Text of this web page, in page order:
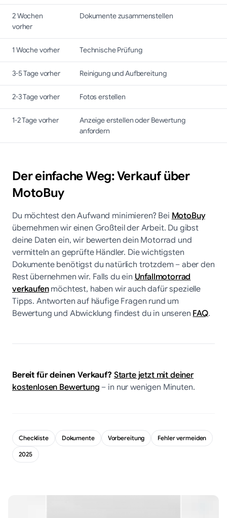
2 Wochen
vorher
Dokumente zusammenstellen
1 Woche vorher
Technische Prüfung
3-5 Tage vorher
Reinigung und Aufbereitung
2-3 Tage vorher
Fotos erstellen
1-2 Tage vorher
Anzeige erstellen oder Bewertung
anfordern
Der einfache Weg: Verkauf über
MotoBuy
Du möchtest den Aufwand minimieren? BeiMotoBuy
übernehmen wir einen Großteil der Arbeit. Du gibst
deine Daten ein, wir bewerten dein Motorrad und
vermitteln an geprüfte Händler. Die wichtigsten
Dokumente benötigst du natürlich trotzdem – aber den
Rest übernehmen wir. Falls du einUnfallmotorrad
verkaufenmöchtest, haben wir auch dafür spezielle
Tipps. Antworten auf häufige Fragen rund um
Bewertung und Abwicklung findest du in unserenFAQ.
Bereit für deinen Verkauf?Starte jetzt mit deiner
kostenlosen Bewertung– in nur wenigen Minuten.
Checkliste Dokumente Vorbereitung
Fehler vermeiden
2025